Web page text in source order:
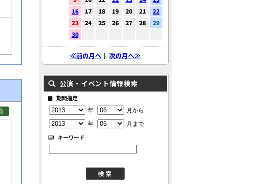
16
17 18 19 20 21
22
23
24 25 26 27 28
29
30
≪前の月へ ｜ 次の月へ≫
公演・イベント情報検索
期間指定
年
月から
年
月まで
キーワード